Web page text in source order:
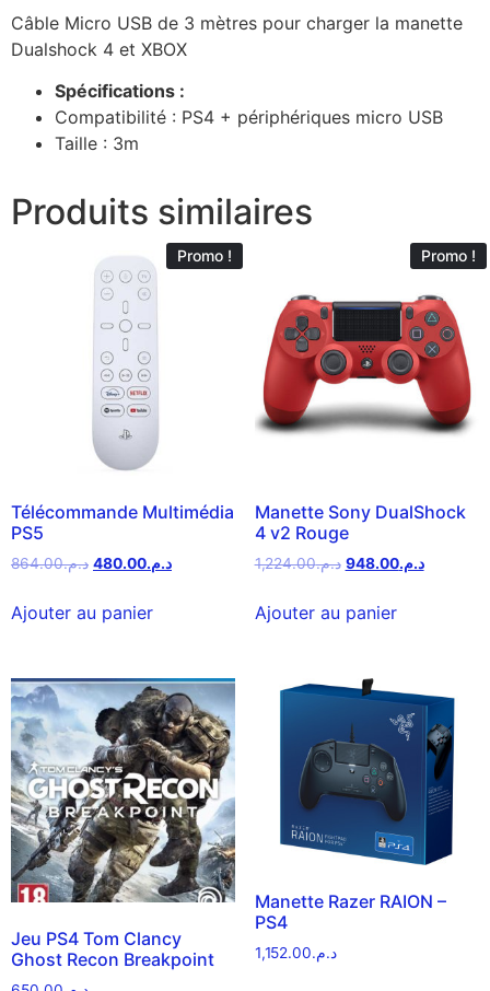
Câble Micro USB de 3 mètres pour charger la manette
Dualshock 4 et XBOX
Spécifications :
Compatibilité : PS4 + périphériques micro USB
Taille : 3m
Produits similaires
Promo !
Télécommande Multimédia
PS5
د.م.864.00 د.م.480.00
Ajouter au panier
Promo !
Manette Sony DualShock
4 v2 Rouge
د.م.1,224.00 د.م.948.00
Ajouter au panier
Jeu PS4 Tom Clancy
Ghost Recon Breakpoint
Manette Razer RAION –
PS4
د.م.1,152.00